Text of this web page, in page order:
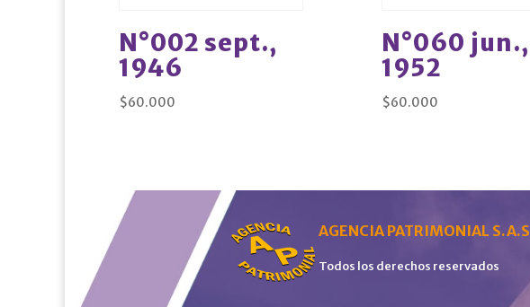
N°002 sept.,
1946
$60.000
N°060 jun.,
1952
$60.000
AGENCIA PATRIMONIAL S.A.S
Todos los derechos reservados